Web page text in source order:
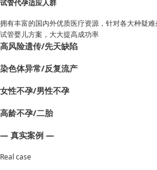
试管代孕适应人群
拥有丰富的国内外优质医疗资源，针对各大种疑
试管婴儿方案，大大提高成功率
高风险遗传/先天缺陷
染色体异常/反复流产
女性不孕/男性不孕
高龄不孕/二胎
— 真实案例 —
Real case